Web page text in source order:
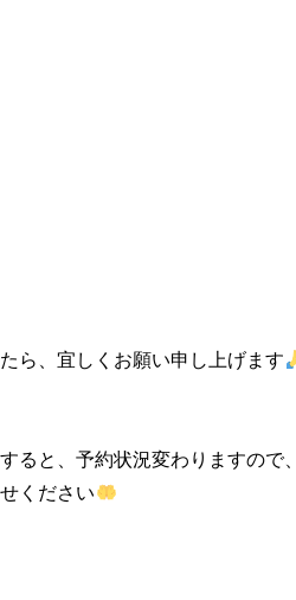
ら、宜しくお願い申し上げます
ると、予約状況変わりますので
ください